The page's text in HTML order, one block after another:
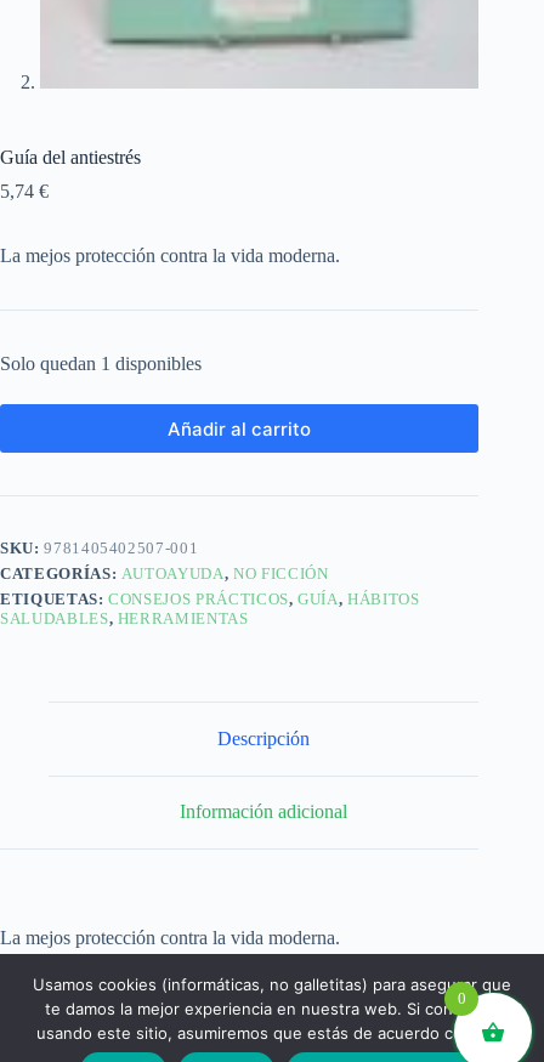
Guía del antiestrés
5,74 €
La mejos protección contra la vida moderna.
Solo quedan 1 disponibles
Añadir al carrito
SKU:9781405402507-001
CATEGORÍAS: AUTOAYUDA, NO FICCIÓN
ETIQUETAS:CONSEJOS PRÁCTICOS,GUÍA,HÁBITOS
SALUDABLES, HERRAMIENTAS
Descripción
Información adicional
La mejos protección contra la vida moderna.
0
Usamos cookies (informáticas, no galletitas) para asegurar que
te damos la mejor experiencia en nuestra web. Si continúas
usando este sitio, asumiremos que estás de acuerdo con ello.